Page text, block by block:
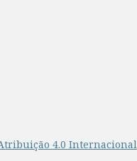
4.0 Internacional